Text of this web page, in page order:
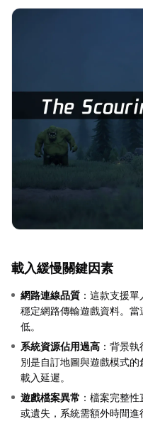
載入緩慢關鍵因素
網路連線品質 ：這款支援
穩定網路傳輸遊戲資料。
低。
系統資源佔用過高 ：背景
別是自訂地圖與遊戲模式
載入延遲。
遊戲檔案異常 ：檔案完整
或遺失，系統需額外時間進